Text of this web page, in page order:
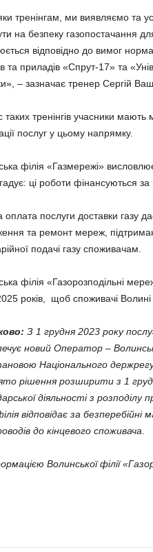
тренінгам, ми виявляємо та
на безпеку газопостачання
відповідно до вимог
та приладів «Спрут-17» та
– зазначає тренер Сергій
таких тренінгів учасники мають
послуг у цьому напрямку.
філія «Газмережі»
ці роботи фінансуються
оплата послуги доставки газу
та ремонт мереж,
подачі газу споживачам.
філія «Газорозподільні
років, щоб споживачі
З 1 грудня 2023 року
новий Оператор –
Національного
рішення розширити з 1
діяльності з
відповідає за
до кінцевого споживача.
Волинської філії